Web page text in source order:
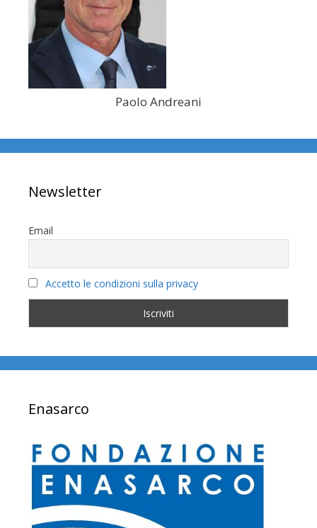
Paolo Andreani
Newsletter
Email
Accetto le condizioni sulla privacy
Enasarco